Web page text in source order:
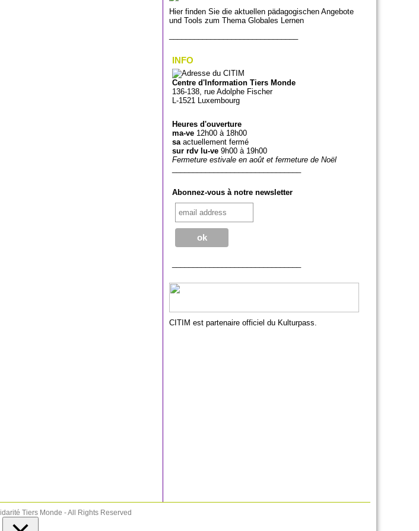
Hier finden Sie die aktuellen pädagogischen Angebote
und Tools zum Thema Globales Lernen
INFO
Centre d'Information Tiers Monde
136-138, rue Adolphe Fischer
L-1521 Luxembourg
Heures d'ouverture
ma-ve 12h00 à 18h00
saactuellement fermé
sur rdv lu-ve 9h00 à 19h00
Fermeture estivale en août et fermeture de Noël
Abonnez-vous à notre newsletter
CITIM est partenaire officiel du Kulturpass.
Tiers Monde - All Rights Reserved